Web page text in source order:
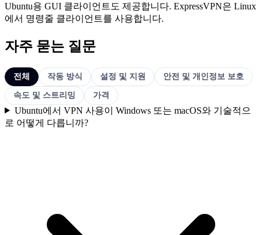
Ubuntu용 GUI 클라이언트도 제공합니다. ExpressVPN은 Linux
에서 명령줄 클라이언트를 사용합니다.
자주 묻는 질문
전체 작동 방식 설정 및 지원
안전 및 개인정보 보호
속도 및 스트리밍
가격
Ubuntu에서 VPN 사용이 Windows 또는 macOS와 기술적으
로 어떻게 다릅니까?